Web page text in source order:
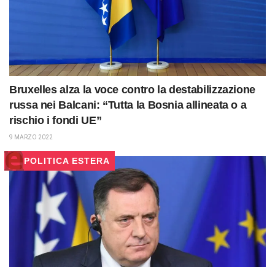
Bruxelles alza la voce contro la destabilizzazione
russa nei Balcani: “Tutta la Bosnia allineata o a
rischio i fondi UE”
9 MARZO 2022
POLITICA ESTERA